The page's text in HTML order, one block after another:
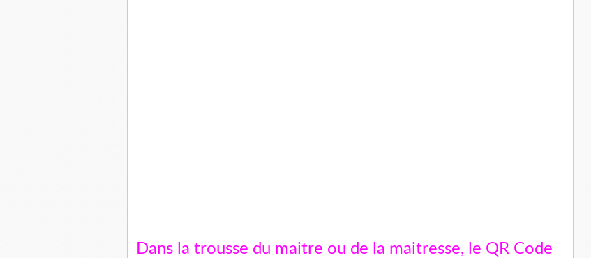
Dans la trousse du maitre ou de la maitresse, le QR Code